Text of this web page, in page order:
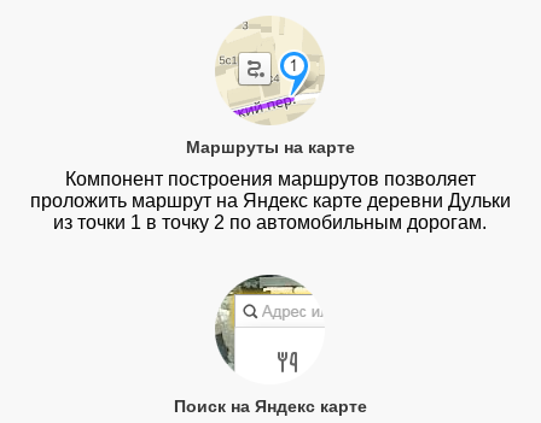
Маршруты на карте
Компонент построения маршрутов позволяет
проложить маршрут на Яндекс карте деревни Дульки
из точки 1 в точку 2 по автомобильным дорогам.
Поиск на Яндекс карте